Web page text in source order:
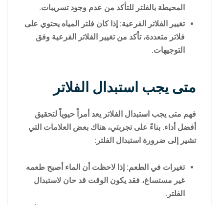
المحيطة بالفلتر للتأكد من عدم وجود تسريبات.
تغيير الفلاتر الفرعية: إذا كان فلتر المياه يحتوي على
فلاتر متعددة، تأكد من تغيير الفلاتر الفرعية وفق
التوجيهات.
متى يجب استبدال الفلاتر
فهم متى يجب استبدال الفلاتر يعد أمراً حيوياً لتحقيق
أفضل أداء. بناءً على تجربتي، هناك بعض العلامات التي
تشير إلى ضرورة استبدال الفلتر:
تغيرات في الطعم: إذا لاحظت أن الماء أصبح طعمه
غير مستساغ، فقد يكون الوقت قد حان لاستبدال
الفلتر.